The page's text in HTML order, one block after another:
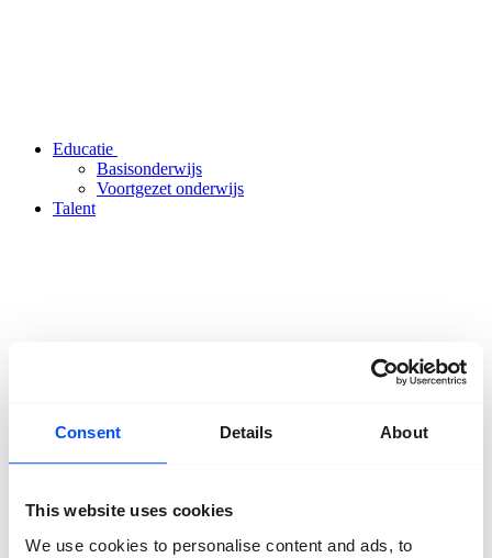
Consent Details About
This website uses cookies
We use cookies to personalise content and ads, to
Educatie
Basisonderwijs
Voortgezet onderwijs
Talent
Vrijwilligers
Nieuws
Pers